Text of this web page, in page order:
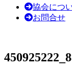
協会につ
お問合せ